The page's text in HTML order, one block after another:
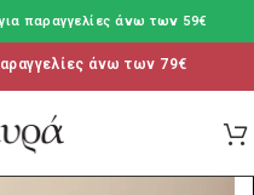
παραγγελίες άνω των 59€
άνω των 79€